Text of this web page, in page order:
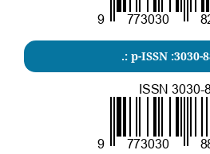
.: p-ISSN :3030-